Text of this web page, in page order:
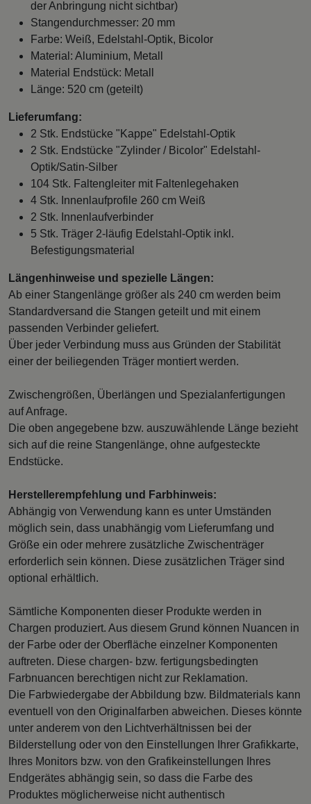
der Anbringung nicht sichtbar)
Stangendurchmesser: 20 mm
Farbe: Weiß, Edelstahl-Optik, Bicolor
Material: Aluminium, Metall
Material Endstück: Metall
Länge: 520 cm (geteilt)
Lieferumfang:
2 Stk. Endstücke "Kappe" Edelstahl-Optik
2 Stk. Endstücke "Zylinder / Bicolor" Edelstahl-
Optik/Satin-Silber
104 Stk. Faltengleiter mit Faltenlegehaken
4 Stk. Innenlaufprofile 260 cm Weiß
2 Stk. Innenlaufverbinder
5 Stk. Träger 2-läufig Edelstahl-Optik inkl.
Befestigungsmaterial
Längenhinweise und spezielle Längen:
Ab einer Stangenlänge größer als 240 cm werden beim
Standardversand die Stangen geteilt und mit einem
passenden Verbinder geliefert.
Über jeder Verbindung muss aus Gründen der Stabilität
einer der beiliegenden Träger montiert werden.
Zwischengrößen, Überlängen und Spezialanfertigungen
auf Anfrage.
Die oben angegebene bzw. auszuwählende Länge bezieht
sich auf die reine Stangenlänge, ohne aufgesteckte
Endstücke.
Herstellerempfehlung und Farbhinweis:
Abhängig von Verwendung kann es unter Umständen
möglich sein, dass unabhängig vom Lieferumfang und
Größe ein oder mehrere zusätzliche Zwischenträger
erforderlich sein können. Diese zusätzlichen Träger sind
optional erhältlich.
Sämtliche Komponenten dieser Produkte werden in
Chargen produziert. Aus diesem Grund können Nuancen in
der Farbe oder der Oberfläche einzelner Komponenten
auftreten. Diese chargen- bzw. fertigungsbedingten
Farbnuancen berechtigen nicht zur Reklamation.
Die Farbwiedergabe der Abbildung bzw. Bildmaterials kann
eventuell von den Originalfarben abweichen. Dieses könnte
unter anderem von den Lichtverhältnissen bei der
Bilderstellung oder von den Einstellungen Ihrer Grafikkarte,
Ihres Monitors bzw. von den Grafikeinstellungen Ihres
Endgerätes abhängig sein, so dass die Farbe des
Produktes möglicherweise nicht authentisch